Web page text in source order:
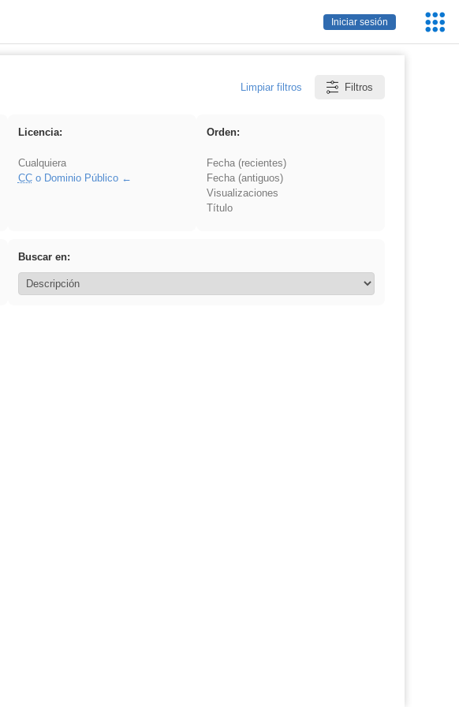
Iniciar sesión
Limpiar filtros Filtros
Licencia:
Cualquiera
CCo Dominio Público
Orden:
Fecha (recientes)
Fecha (antiguos)
Visualizaciones
Título
Buscar en: